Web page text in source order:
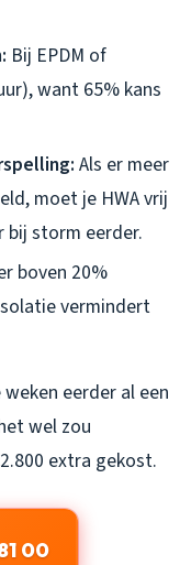
Bij EPDM of
want 65% kans
Als er meer
moet je HWA vrij
bij storm eerder.
boven 20%
vermindert
eerder al een
wel zou
extra gekost.
00